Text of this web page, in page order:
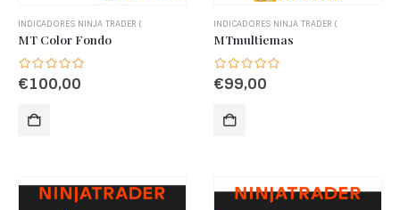
INDICADORES NINJA TRADER (
MT Color Fondo
€100,00
INDICADORES NINJA TRADER (
MTmultiemas
€99,00